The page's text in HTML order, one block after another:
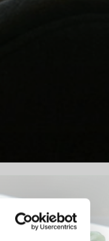
Stampa